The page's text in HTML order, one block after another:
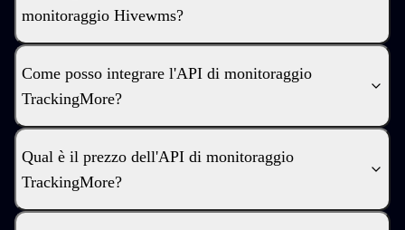
monitoraggio Hivewms?
Come posso integrare l'API di monitoraggio
TrackingMore?
Qual è il prezzo dell'API di monitoraggio
TrackingMore?